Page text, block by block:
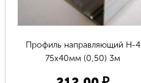
Профиль направляющий Н-4
75х40мм (0,50) 3м